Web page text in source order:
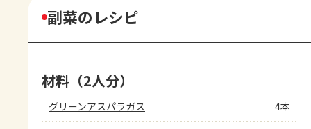
副菜のレシピ
材料（2人分）
グリーンアスパラガス 4本